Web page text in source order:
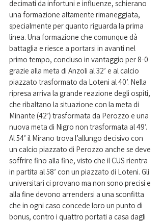
decimati da infortuni e influenze, schierano
una formazione altamente rimaneggiata,
specialmente per quanto riguarda la prima
linea. Una formazione che comunque dà
battaglia e riesce a portarsi in avanti nel
primo tempo, concluso in vantaggio per 8-0
grazie alla meta di Anzoli al 32’ e al calcio
piazzato trasformato da Loteni al 40’. Nella
ripresa arriva la grande reazione degli ospiti,
che ribaltano la situazione con la meta di
Minante (42’) trasformata da Perozzo e una
nuova meta di Nigro non trasformata al 49’.
Al 54’ il Mirano trova l’allungo decisivo con
un calcio piazzato di Perozzo anche se deve
soffrire fino alla fine, visto che il CUS rientra
in partita al 58’ con un piazzato di Loteni. Gli
universitari ci provano ma non sono precisi e
alla fine devono arrendersi a una sconfitta
che in ogni caso concede loro un punto di
bonus, contro i quattro portati a casa dagli